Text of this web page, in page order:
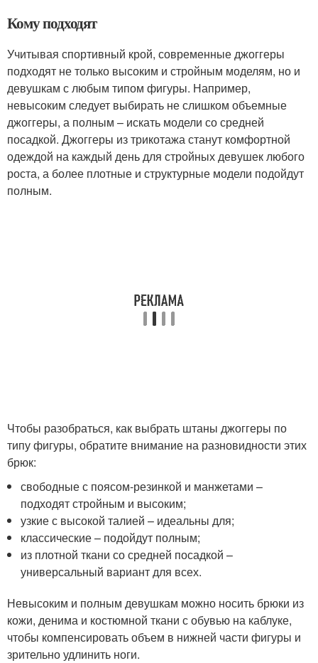
Кому подходят
Учитывая спортивный крой, современные джоггеры
подходят не только высоким и стройным моделям, но и
девушкам с любым типом фигуры. Например,
невысоким следует выбирать не слишком объемные
джоггеры, а полным – искать модели со средней
посадкой. Джоггеры из трикотажа станут комфортной
одеждой на каждый день для стройных девушек любого
роста, а более плотные и структурные модели подойдут
полным.
Чтобы разобраться, как выбрать штаны джоггеры по
типу фигуры, обратите внимание на разновидности этих
брюк:
свободные с поясом-резинкой и манжетами –
подходят стройным и высоким;
узкие с высокой талией – идеальны для;
классические – подойдут полным;
из плотной ткани со средней посадкой –
универсальный вариант для всех.
Невысоким и полным девушкам можно носить брюки из
кожи, денима и костюмной ткани с обувью на каблуке,
чтобы компенсировать объем в нижней части фигуры и
зрительно удлинить ноги.